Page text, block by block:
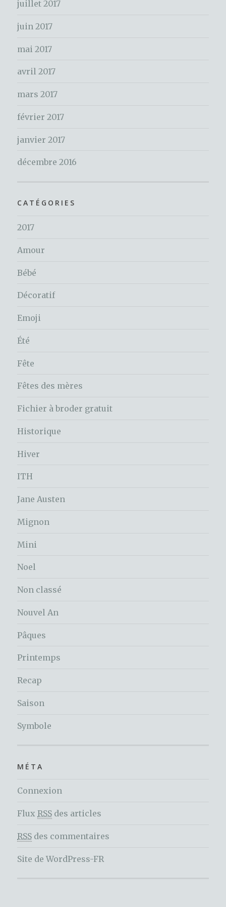
:
juillet 2017
juin 2017
mai 2017
avril 2017
mars 2017
février 2017
janvier 2017
décembre 2016
CATÉGORIES
2017
Amour
Bébé
Décoratif
Emoji
Été
Fête
Fêtes des mères
Fichier à broder gratuit
Historique
Hiver
ITH
Jane Austen
Mignon
Mini
Noel
Non classé
Nouvel An
Pâques
Printemps
Recap
Saison
Symbole
MÉTA
Connexion
Flux RSS des articles
RSS des commentaires
Site de WordPress-FR